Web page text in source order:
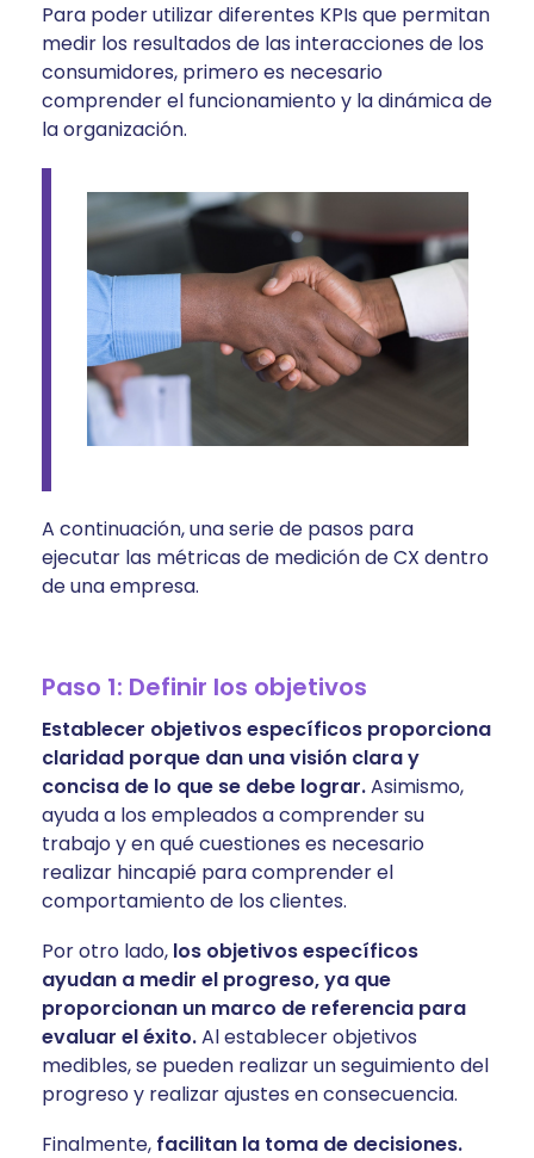
Para poder utilizar diferentes KPIs que permitan
medir los resultados de las interacciones de los
consumidores, primero es necesario
comprender el funcionamiento y la dinámica de
la organización.
A continuación, una serie de pasos para
ejecutar las métricas de medición de CX dentro
de una empresa.
Paso 1: Definir los objetivos
Establecer objetivos específicos proporciona
claridad porque dan una visión clara y
concisa de lo que se debe lograr.Asimismo,
ayuda a los empleados a comprender su
trabajo y en qué cuestiones es necesario
realizar hincapié para comprender el
comportamiento de los clientes.
Por otro lado, los objetivos específicos
ayudan a medir el progreso, ya que
proporcionan un marco de referencia para
evaluar el éxito.Al establecer objetivos
medibles, se pueden realizar un seguimiento del
progreso y realizar ajustes en consecuencia.
Finalmente, facilitan la toma de decisiones.